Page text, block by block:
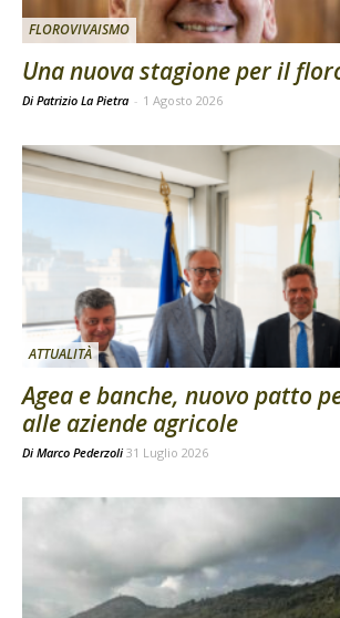
FLOROVIVAISMO
Una nuova stagione per il
Di Patrizio La Pietra - 1 Agosto 2026
ATTUALITÀ
Agea e banche, nuovo patto
alle aziende agricole
Di Marco Pederzoli 31 Luglio 2026